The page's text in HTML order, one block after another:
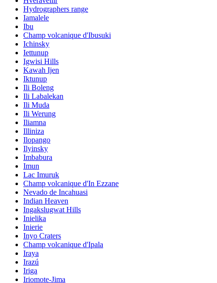
Hydrographers range
Iamalele
Ibu
Champ volcanique d'Ibusuki
Ichinsky
Iettunup
Igwisi Hills
Kawah Ijen
Iktunup
Ili Boleng
Ili Labalekan
Ili Muda
Ili Werung
Iliamna
Illiniza
Ilopango
Ilyinsky
Imbabura
Imun
Lac Imuruk
Champ volcanique d'In Ezzane
Nevado de Incahuasi
Indian Heaven
Ingakslugwat Hills
Inielika
Inierie
Inyo Craters
Champ volcanique d'Ipala
Iraya
Irazú
Iriga
Iriomote-Jima